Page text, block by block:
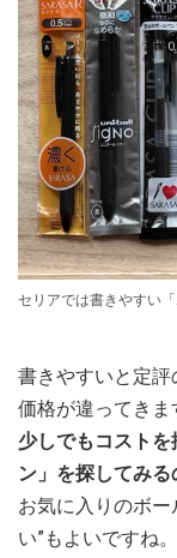
セリアでは書きやすい
書きやすいと定
価格が違ってきま
少しでもコスト
ン」を探してみる
お気に入りのボ
い”もよいですね